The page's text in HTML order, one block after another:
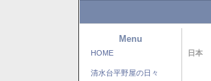
Menu
HOME
清水台平野屋の日々
日本